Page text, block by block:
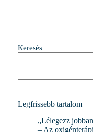
Keresés
Legfrissebb tartalom
„Lélegezz
– Az